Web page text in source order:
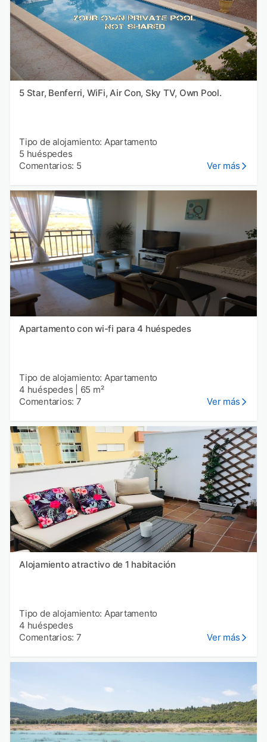
5 Star, Benferri, WiFi, Air Con, Sky TV, Own Pool.
Tipo de alojamiento: Apartamento
5 huéspedes
Comentarios: 5
Ver más
Apartamento con wi-fi para 4 huéspedes
Tipo de alojamiento: Apartamento
4 huéspedes
65 m²
Comentarios: 7
Ver más
Alojamiento atractivo de 1 habitación
Tipo de alojamiento: Apartamento
4 huéspedes
Comentarios: 7
Ver más